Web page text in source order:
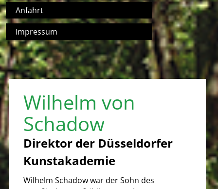
Anfahrt
Impressum
Wilhelm von
Schadow
Direktor der Düsseldorfer
Kunstakademie
Wilhelm Schadow war der Sohn des